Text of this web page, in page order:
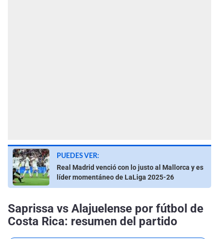
PUEDES VER:
Real Madrid venció con lo justo al Mallorca y es
líder momentáneo de LaLiga 2025-26
Saprissa vs Alajuelense por fútbol de
Costa Rica: resumen del partido